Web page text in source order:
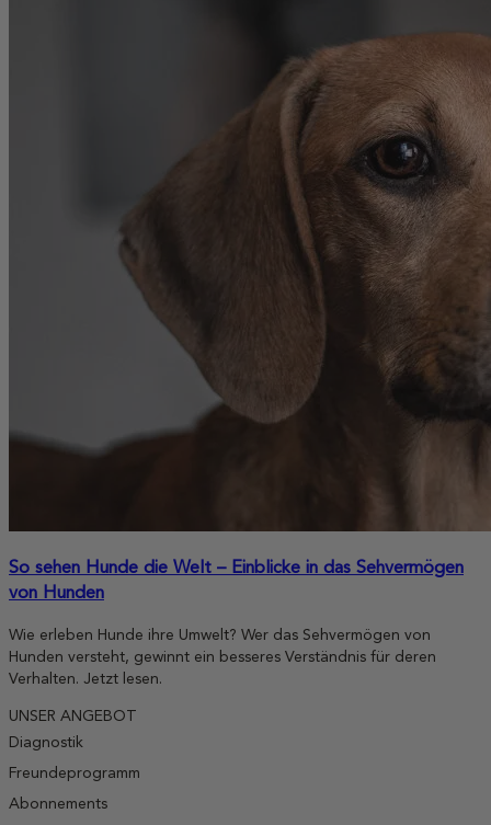
So sehen Hunde die Welt – Einblicke in das Sehvermögen
von Hunden
Wie erleben Hunde ihre Umwelt? Wer das Sehvermögen von
Hunden versteht, gewinnt ein besseres Verständnis für deren
Verhalten. Jetzt lesen.
UNSER ANGEBOT
Diagnostik
Freundeprogramm
Abonnements